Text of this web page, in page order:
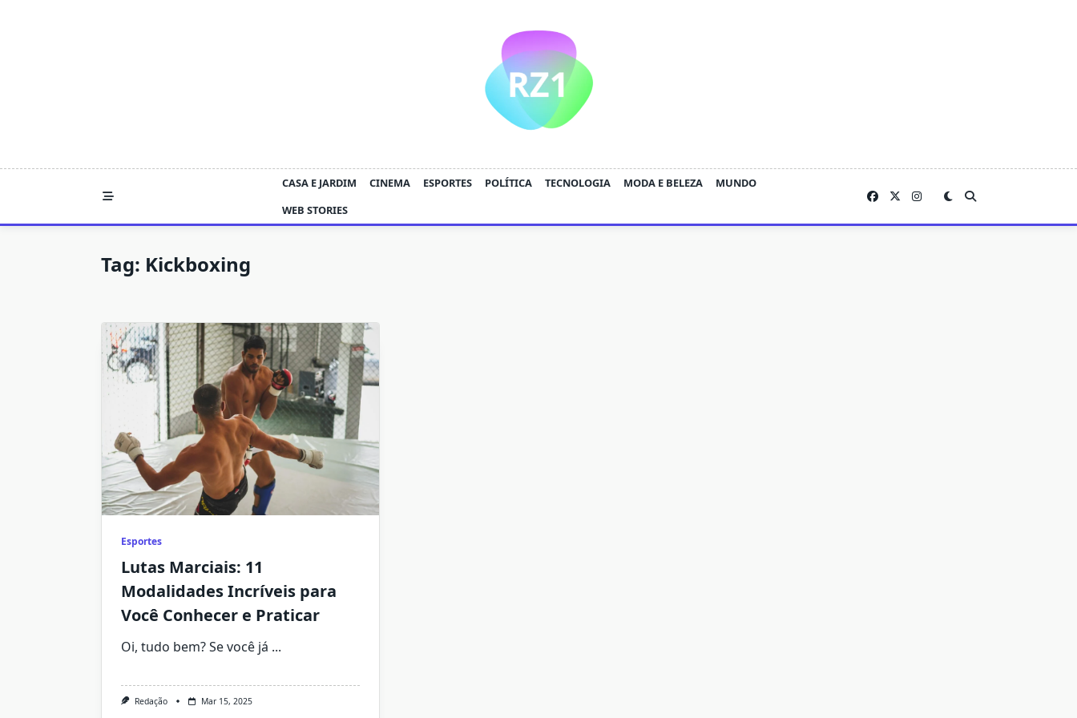
CASA E JARDIM CINEMA ESPORTES POLÍTICA TECNOLOGIA MODA E BELEZA
MUNDO
WEB STORIES
Tag: Kickboxing
Esportes
Lutas Marciais: 11
Modalidades Incríveis para
Você Conhecer e Praticar
Oi, tudo bem? Se você já ...
Redação Mar 15, 2025